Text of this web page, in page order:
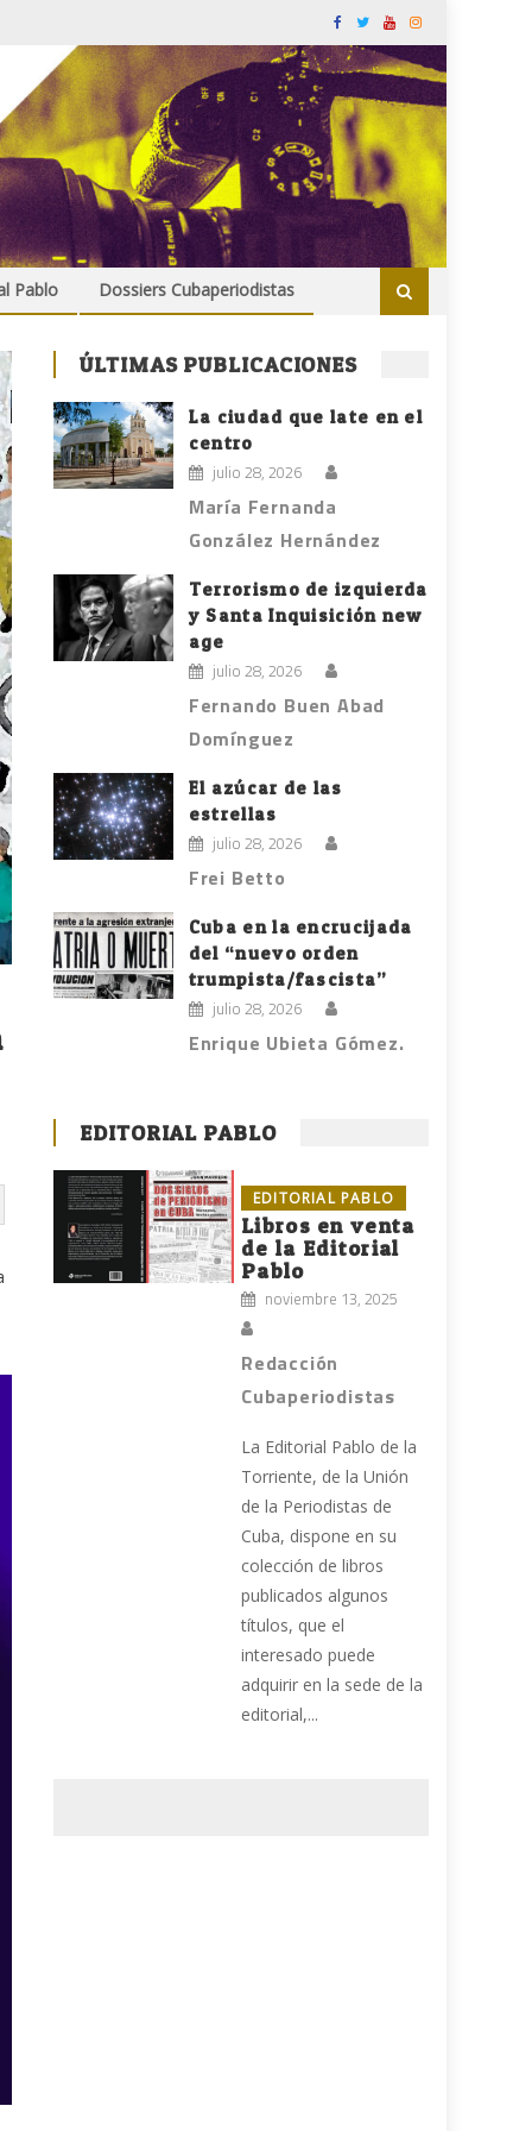
Pablo Dossiers Cubaperiodistas
ÚLTIMAS PUBLICACIONES
La ciudad que late en el
centro
julio 28, 2026
María Fernanda
González Hernández
Terrorismo de izquierda
y Santa Inquisición new
age
julio 28, 2026
Fernando Buen Abad
Domínguez
El azúcar de las
estrellas
julio 28, 2026
Frei Betto
Cuba en la encrucijada
del “nuevo orden
trumpista/fascista”
julio 28, 2026
Enrique Ubieta Gómez.
EDITORIAL PABLO
EDITORIAL PABLO
Libros en venta
de la Editorial
Pablo
noviembre 13, 2025
Redacción
Cubaperiodistas
La Editorial Pablo de la
Torriente, de la Unión
de la Periodistas de
Cuba, dispone en su
colección de libros
publicados algunos
títulos, que el
interesado puede
adquirir en la sede de la
editorial,...